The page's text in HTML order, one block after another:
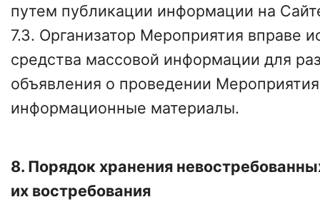
путем публикации информации на
7.3. Организатор Мероприятия вправе
средства массовой информации для
объявления о проведении
информационные материалы.
8. Порядок хранения
их востребования